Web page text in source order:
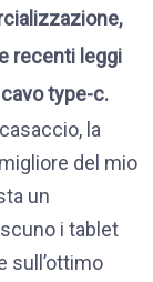
recenti leggi
type-c.
la
del mio
un
i tablet
sull’ottimo